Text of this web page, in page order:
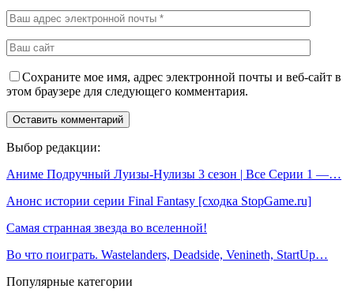
Сохраните мое имя, адрес электронной почты и веб-сайт в
этом браузере для следующего комментария.
Выбор редакции:
Аниме Подручный Луизы-Нулизы 3 сезон | Все Серии 1 —…
Анонс истории серии Final Fantasy [сходка StopGame.ru]
Самая странная звезда во вселенной!
Во что поиграть. Wastelanders, Deadside, Venineth, StartUp…
Популярные категории